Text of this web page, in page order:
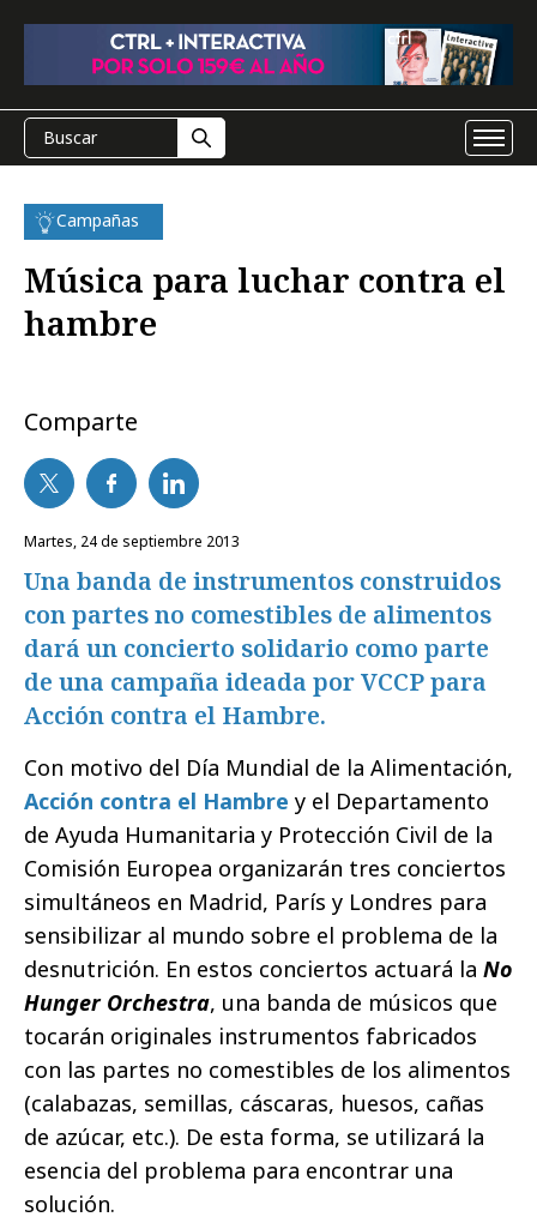
Campañas
Música para luchar contra el
hambre
Comparte
martes, 24 de septiembre 2013
Una banda de instrumentos construidos
con partes no comestibles de alimentos
dará un concierto solidario como parte
de una campaña ideada por VCCP para
Acción contra el Hambre.
Con motivo del Día Mundial de la Alimentación,
Acción contra el Hambre y el Departamento
de Ayuda Humanitaria y Protección Civil de la
Comisión Europea organizarán tres conciertos
simultáneos en Madrid, París y Londres para
sensibilizar al mundo sobre el problema de la
desnutrición. En estos conciertos actuará la No
Hunger Orchestra, una banda de músicos que
tocarán originales instrumentos fabricados
con las partes no comestibles de los alimentos
(calabazas, semillas, cáscaras, huesos, cañas
de azúcar, etc.). De esta forma, se utilizará la
esencia del problema para encontrar una
solución.